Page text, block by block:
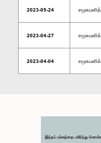
2023-05-24
2023-04-27
2023-04-04
இந்தப் பக்கத்தை பகிர்ந்து